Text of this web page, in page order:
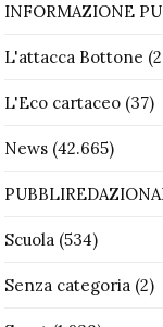
INFORMAZIONE
L'attacca Bottone
L'Eco cartaceo(37)
News(42.665)
Scuola(534)
Senza categoria(2)